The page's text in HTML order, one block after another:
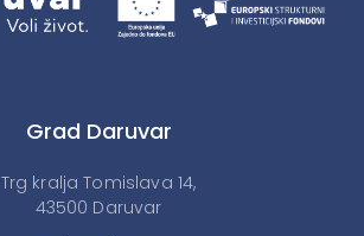
Grad Daruvar
Trg kralja Tomislava 14,
43500 Daruvar